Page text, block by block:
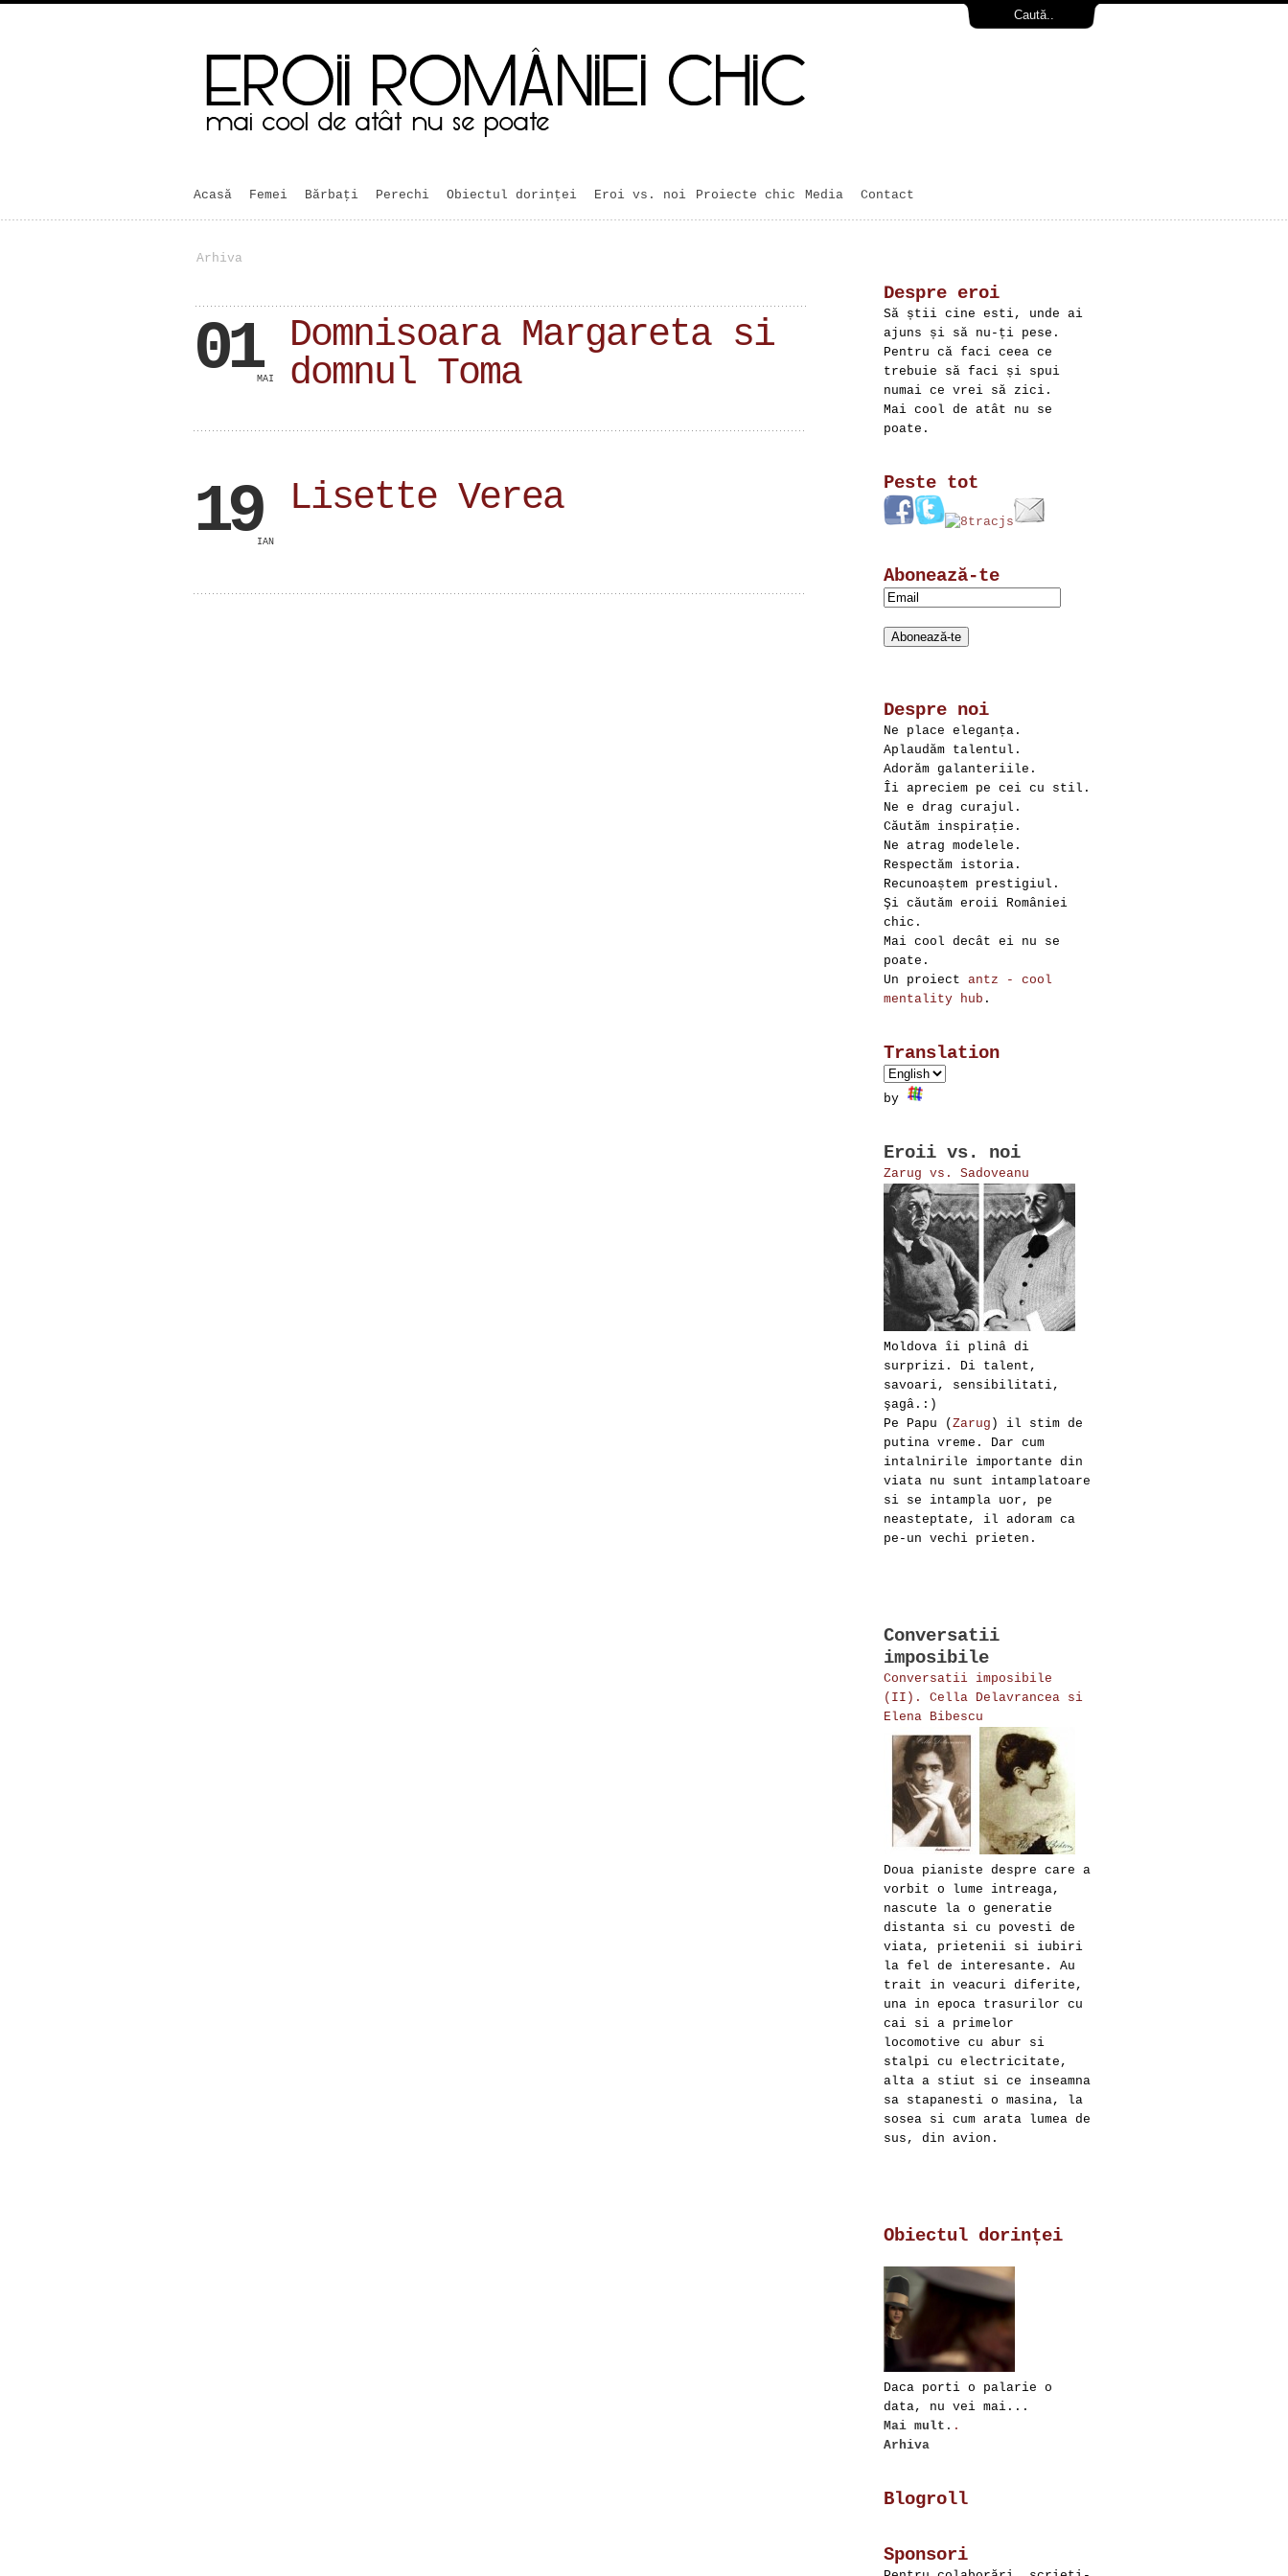
Acasă Femei Bărbaţi Perechi Obiectul dorinței Eroi vs. noi Proiecte chic Media Contact
Arhiva
01MAI
Domnisoara Margareta si
domnul Toma
19IAN
Lisette Verea
Despre eroi
Să știi cine esti, unde ai
ajuns și să nu-ți pese.
Pentru că faci ceea ce
trebuie să faci și spui
numai ce vrei să zici.
Mai cool de atât nu se
poate.
Peste tot
Abonează-te
Despre noi
Ne place eleganța.
Aplaudăm talentul.
Adorăm galanteriile.
Îi apreciem pe cei cu stil.
Ne e drag curajul.
Căutăm inspirație.
Ne atrag modelele.
Respectăm istoria.
Recunoaștem prestigiul.
Şi căutăm eroii României
chic.
Mai cool decât ei nu se
poate.
Un proiect antz - cool
mentality hub .
Translation
by
Eroii vs. noi
Zarug vs. Sadoveanu
Moldova îi plinâ di
surprizi. Di talent,
savoari, sensibilitati,
şagâ.:)
Pe Papu ( Zarug ) il stim de
putina vreme. Dar cum
intalnirile importante din
viata nu sunt intamplatoare
si se intampla uor, pe
neasteptate, il adoram ca
pe-un vechi prieten.
Conversatii
imposibile
Conversatii imposibile
(II). Cella Delavrancea si
Elena Bibescu
Doua pianiste despre care a
vorbit o lume intreaga,
nascute la o generatie
distanta si cu povesti de
viata, prietenii si iubiri
la fel de interesante. Au
trait in veacuri diferite,
una in epoca trasurilor cu
cai si a primelor
locomotive cu abur si
stalpi cu electricitate,
alta a stiut si ce inseamna
sa stapanesti o masina, la
sosea si cum arata lumea de
sus, din avion.
Obiectul dorinței
Daca porti o palarie o
data, nu vei mai...
Mai mult. .
Arhiva
Blogroll
Sponsori